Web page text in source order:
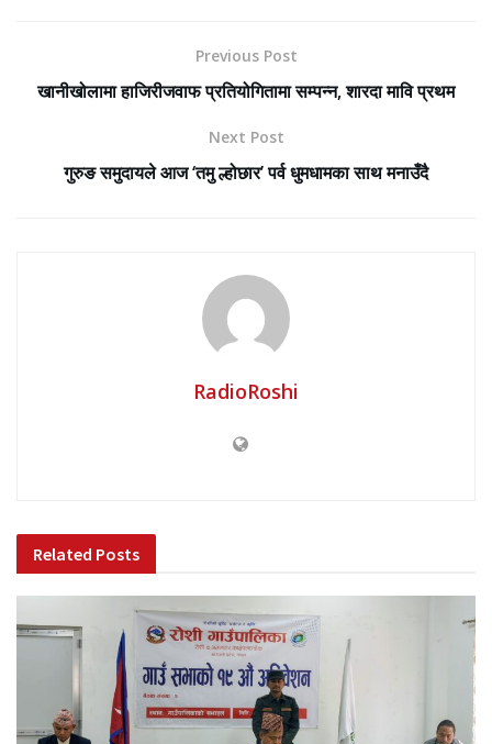
Previous Post
खानीखोलामा हाजिरीजवाफ प्रतियोगितामा सम्पन्न, शारदा मावि प्रथम
Next Post
गुरुङ समुदायले आज ‘तमु ल्होछार’ पर्व धुमधामका साथ मनाउँदै
RadioRoshi
Related Posts